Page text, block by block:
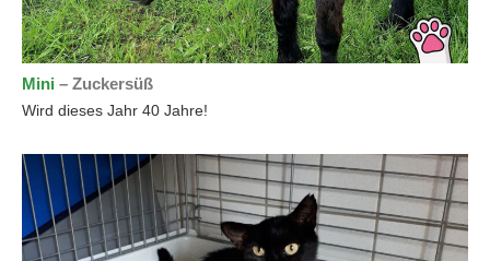
Mini – Zuckersüß
Wird dieses Jahr 40 Jahre!